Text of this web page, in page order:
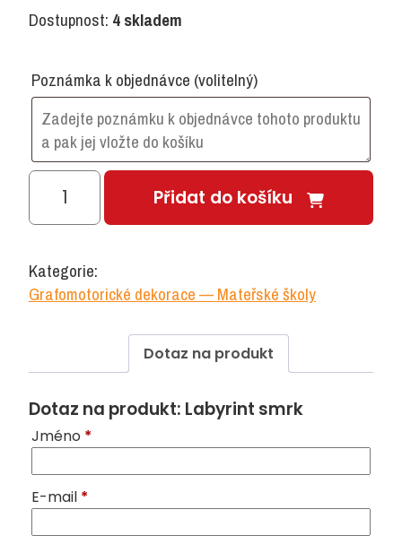
Dostupnost: 4 skladem
Poznámka k objednávce (volitelný)
Labyrint
smrk
Přidat do košíku
Kategorie:
Grafomotorické dekorace — Mateřské školy
Dotaz na produkt
Dotaz na produkt: Labyrint smrk
Jméno *
E-mail *